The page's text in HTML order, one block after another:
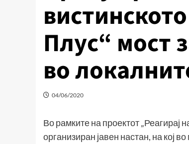
Плус“ мост
во
04/06/2020
Во рамките на проектот „Реагирај
организиран јавен настан, на кој